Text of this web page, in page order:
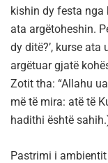
kishin dy festa nga
ata argëtoheshin.
dy ditë?’, kurse ata
argëtuar gjatë
Zotit tha: “Allahu
më të mira: atë të
hadithi është
Pastrimi i